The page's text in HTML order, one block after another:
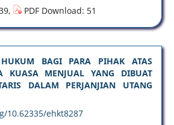
PDF Download: 51
HUKUM BAGI PARA PIHAK ATAS
KUASA MENJUAL YANG DIBUAT
DALAM PERJANJIAN UTANG
10.62335/ehkt8287